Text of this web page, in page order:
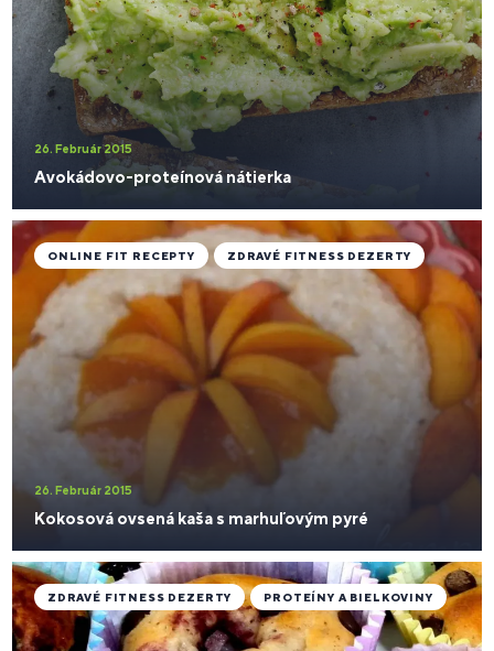
26. Február 2015
Avokádovo-proteínová nátierka
26. Február 2015
Kokosová ovsená kaša s marhuľovým pyré
ONLINE FIT RECEPTY ZDRAVÉ FITNESS DEZERTY
ZDRAVÉ FITNESS DEZERTY PROTEÍNY A BIELKOVINY